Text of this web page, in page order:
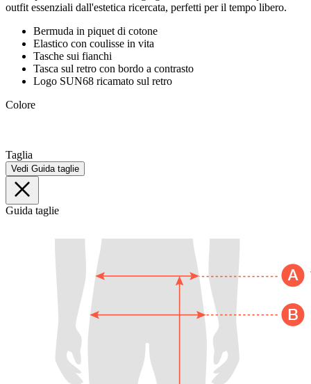
outfit essenziali dall'estetica ricercata, perfetti per il tempo libero.
Bermuda in piquet di cotone
Elastico con coulisse in vita
Tasche sui fianchi
Tasca sul retro con bordo a contrasto
Logo SUN68 ricamato sul retro
Colore
Taglia
Vedi Guida taglie
Guida taglie